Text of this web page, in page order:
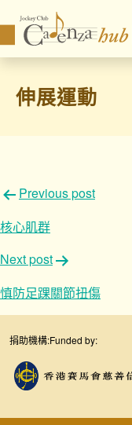
伸展運動
文
章
導
覽
Previous post
核心肌群
Next post
慎防足踝關節扭傷
捐助機構:Funded by: